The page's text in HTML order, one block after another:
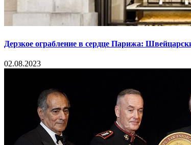
Дерзкое ограбление в сердце Парижа:
02.08.2023